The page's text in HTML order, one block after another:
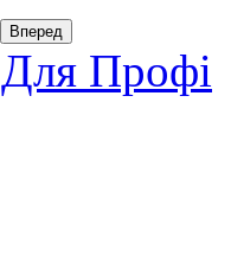
Для Профі